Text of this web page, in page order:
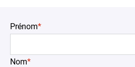
Prénom*
Nom*